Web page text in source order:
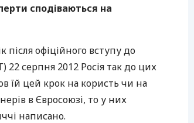
ЩОМІСЯЧНИЙ ОГЛЯД
КЕШБЕКУ
ПУТІВНИКИ ПО
БАНКІВСЬКИХ КАРТКАХ
сподіваються на
після офіційного вступу до
) 22 серпня 2012 Росія так до цих
їй цей крок на користь чи на
в Євросоюзі, то у них
написано.